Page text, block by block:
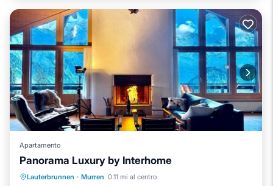
Apartamento
Panorama Luxury by Interhome
Lauterbrunnen · Murren 0.11 mi al centro
Chimenea/Calefacción
Balcón/Terraza
Cocina
Internet